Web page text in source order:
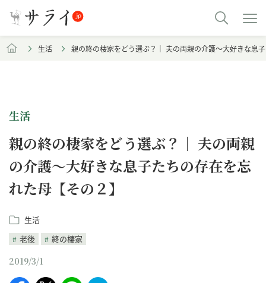
生活 親の終の棲家をどう選ぶ？｜ 夫の両親の介護～大好きな息
生活
親の終の棲家をどう選ぶ？｜ 夫の両親
の介護～大好きな息子たちの存在を忘
れた母【その２】
生活
老後
終の棲家
2019/3/1